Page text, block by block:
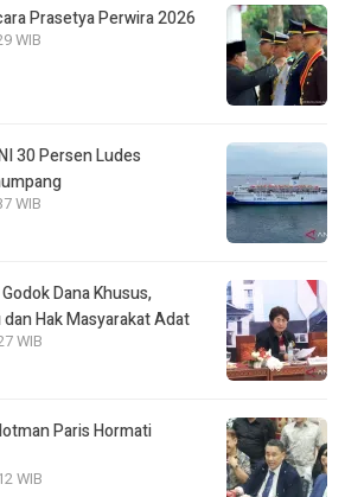
Prasetya Perwira 2026
WIB
30 Persen Ludes
WIB
Dana Khusus,
Hak Masyarakat Adat
WIB
Paris Hormati
WIB